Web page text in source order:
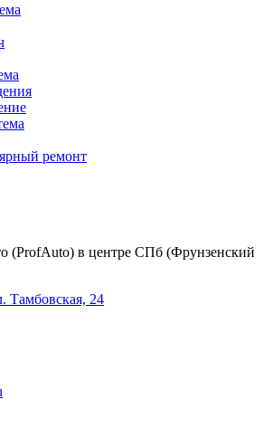
ремонт
(ProfAuto) в центре СПб (Фрунзенский
Тамбовская, 24